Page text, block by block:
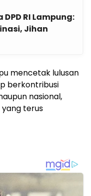
RI Lampung:
Jihan
mencetak lulusan
berkontribusi
nasional,
terus